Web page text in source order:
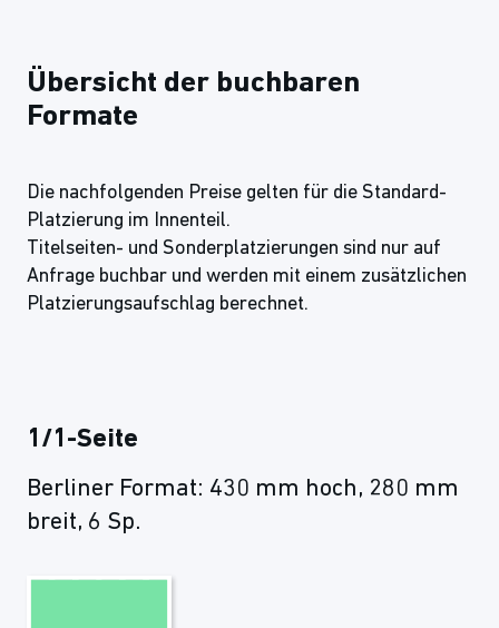
Übersicht der buchbaren
Formate
Die nachfolgenden Preise gelten für die Standard-
Platzierung im Innenteil.
Titelseiten- und Sonderplatzierungen sind nur auf
Anfrage buchbar und werden mit einem zusätzlichen
Platzierungsaufschlag berechnet.
1/1-Seite
Berliner Format: 430 mm hoch, 280 mm
breit, 6 Sp.